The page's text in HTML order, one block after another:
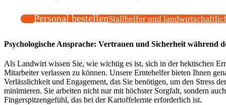
Personal bestellenStallhelfer und
Psychologische Ansprache: Vertrauen und Sicherheit während
Als Landwirt wissen Sie, wie wichtig es ist, sich in der hektischen
Mitarbeiter verlassen zu können. Unsere Erntehelfer bieten Ihnen
Verlässlichkeit und Engagement, das Sie benötigen, um den Stress
minimieren. Sie arbeiten nicht nur mit höchster Sorgfalt, sondern
Fingerspitzengefühl, das bei der Kartoffelernte erforderlich ist.